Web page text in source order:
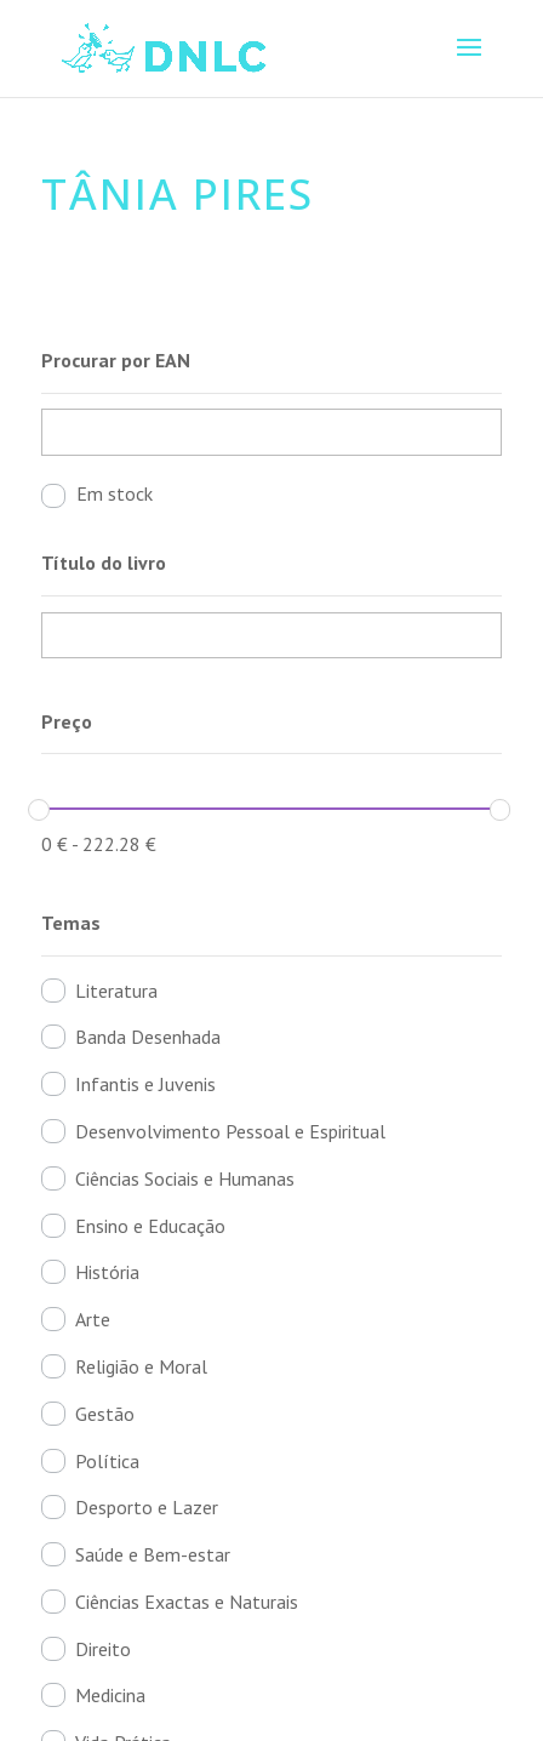
TÂNIA PIRES
Procurar por EAN
Em stock
Título do livro
Preço
0 €- 222.28 €
Temas
Literatura
Banda Desenhada
Infantis e Juvenis
Desenvolvimento Pessoal e Espiritual
Ciências Sociais e Humanas
Ensino e Educação
História
Arte
Religião e Moral
Gestão
Política
Desporto e Lazer
Saúde e Bem-estar
Ciências Exactas e Naturais
Direito
Medicina